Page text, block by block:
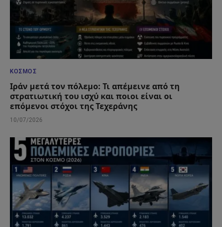
ΚΌΣΜΟΣ
Ιράν μετά τον πόλεμο: Τι απέμεινε από τη
στρατιωτική του ισχύ και ποιοι είναι οι
επόμενοι στόχοι της Τεχεράνης
10/07/2026